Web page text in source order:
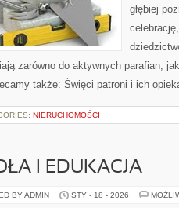
głębiej
zarówno do aktywnych parafian,
także: Święci patroni i ich
NIERUCHOMOŚCI
I EDUKACJA
BY ADMIN STY - 18 - 2026